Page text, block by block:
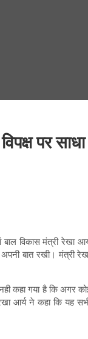
पर साधा
विकास मंत्री रेखा आर्य
बात रखी। मंत्री
कहा गया है कि अगर
आर्य ने कहा कि यह